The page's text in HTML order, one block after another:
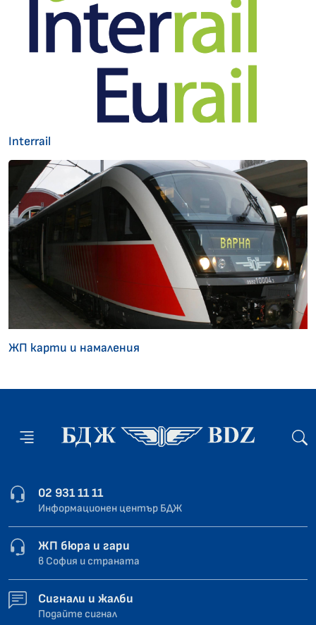
Interrail
ЖП карти и намаления
02 931 11 11
Информационен център БДЖ
ЖП бюра и гари
в София и страната
Сигнали и жалби
Подайте сигнал